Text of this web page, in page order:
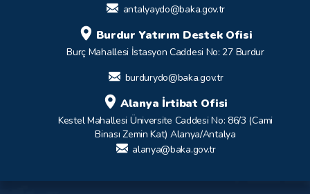
antalyaydo@baka.gov.tr
Burdur Yatırım Destek Ofisi
Burç Mahallesi İstasyon Caddesi No: 27 Burdur
burdurydo@baka.gov.tr
Alanya İrtibat Ofisi
Kestel Mahallesi Üniversite Caddesi No: 86/3 (Cami
Binası Zemin Kat) Alanya/Antalya
alanya@baka.gov.tr